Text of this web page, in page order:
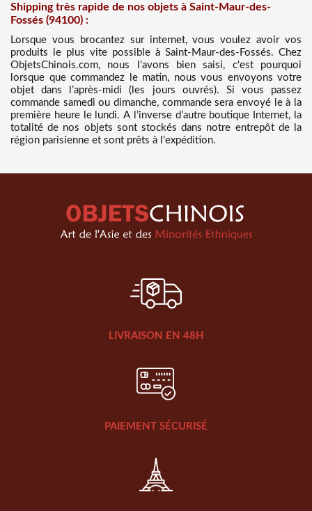
Shipping très rapide de nos objets à Saint-Maur-des-
Fossés (94100) :
Lorsque vous brocantez sur internet, vous voulez avoir vos
produits le plus vite possible à Saint-Maur-des-Fossés. Chez
ObjetsChinois.com, nous l'avons bien saisi, c'est pourquoi
lorsque que commandez le matin, nous vous envoyons votre
objet dans l’après-midi (les jours ouvrés). Si vous passez
commande samedi ou dimanche, commande sera envoyé le à la
première heure le lundi. A l’inverse d’autre boutique Internet, la
totalité de nos objets sont stockés dans notre entrepôt de la
région parisienne et sont prêts à l’expédition.
LIVRAISON EN 48H
PAIEMENT SÉCURISÉ